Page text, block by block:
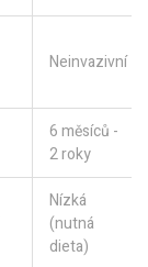
Neinvazivní
6 měsíců -
2 roky
Nízká
(nutná
dieta)